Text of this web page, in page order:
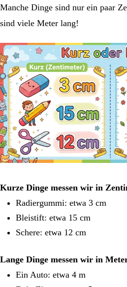
Manche Dinge sind nur ein paar
sind viele Meter lang!
Kurze Dinge messen wir in
Radiergummi: etwa 3 cm
Bleistift: etwa 15 cm
Schere: etwa 12 cm
Lange Dinge messen wir in
Ein Auto: etwa 4 m